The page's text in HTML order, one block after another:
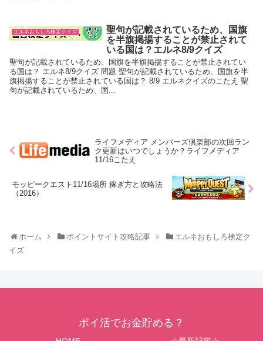
エルネおもしろ検定クイズ
聖句が記載されているため、国旗
を半旗掲揚することが禁止されて
いる国は？エルネ8/9クイズ
聖句が記載されているため、国旗を半旗掲揚することが禁止されてい
る国は？ エルネ8/9クイズ 問題 聖句が記載されているため、国旗を半
旗掲揚することが禁止されている国は？ 8/9 エルネクイズのこたえ 聖
句が記載されているため、国...
ライフメディア メンバーズ倶楽部の次回ラン
ク更新はいつでしょうか？ライフメディア
11/16こたえ
モッピークエスト11/16場所 稼ぎ方と攻略法
（2016）
ホーム ポイントサイト攻略記事
エルネおもしろ検定ク
イズ
ポイ活でお金貯める？